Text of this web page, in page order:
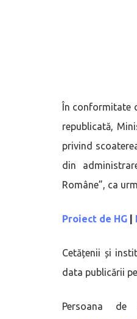
În conformitate
republicată,
privind
din
Române”, ca
Proiect de HG
Cetățenii și
data publicării
Persoana de